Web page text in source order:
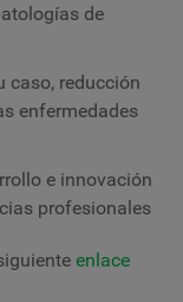
de
caso, reducción
enfermedades
e innovación
profesionales
enlace